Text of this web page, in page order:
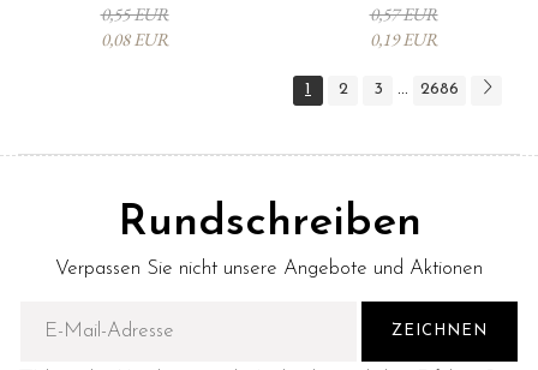
0,55 EUR
0,08 EUR
0,57 EUR
0,19 EUR
1 2 3 ... 2686
Rundschreiben
Verpassen Sie nicht unsere Angebote und Aktionen